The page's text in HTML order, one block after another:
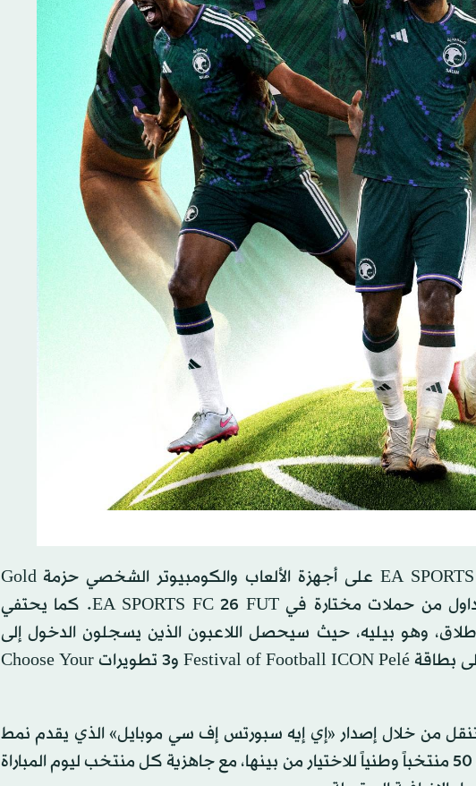
ويقدم إصدار EA SPORTS FC 26: The World's Game Edition على أجهزة الألعاب والكومبيوتر الشخصي حزمة Gold
Starting XI Pack و3 اختيارات لاعبين غير قابلة للتداول من حملات مختارة في EA SPORTS FC 26 FUT. كما يحتفي
وهو بيليه، حيث سيحصل اللاعبون الذين يسجلون الدخول إلى
Ultimate Team خلال فعالية Festival of Football على بطاقة Festival of Football ICON Pelé و3 تطويرات Choose Your
من خلال إصدار «إي إيه سبورتس إف سي موبايل» الذي يقدم نمط
البطولة الجديد والغني بالتفاصيل، والذي يضم أكثر من 50 منتخباً وطنياً للاختيار من بينها، مع جاهزية كل منتخب ليوم المباراة